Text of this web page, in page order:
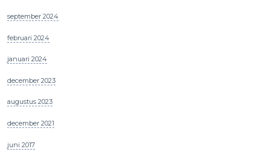
september 2024
februari 2024
januari 2024
december 2023
augustus 2023
december 2021
juni 2017